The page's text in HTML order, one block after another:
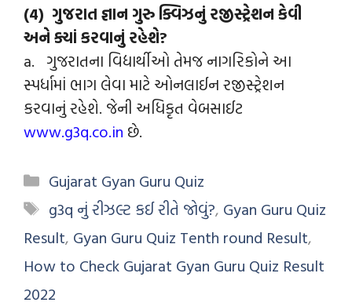
(4) ગુજરાત જ્ઞાન ગુરુ ક્વિઝનું રજીસ્ટ્રેશન કેવી
અને ક્યાં કરવાનું રહેશે?
a. ગુજરાતના વિદ્યાર્થીઓ તેમજ નાગરિકોને આ
સ્પર્ધામાં ભાગ લેવા માટે ઓનલાઈન રજીસ્ટ્રેશન
કરવાનું રહેશે. જેની અધિકૃત વેબસાઈટ
www.g3q.co.in છે.
Gujarat Gyan Guru Quiz
g3q નું રીઝલ્ટ કઈ રીતે જોવું?, Gyan Guru Quiz
Result, Gyan Guru Quiz Tenth round Result,
How to Check Gujarat Gyan Guru Quiz Result
2022